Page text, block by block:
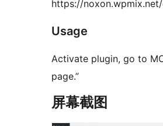
https://
Usage
Activate plugin, go to
page.”
屏幕截图